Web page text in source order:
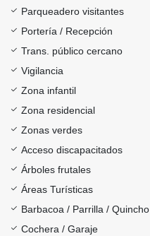
Parqueadero visitantes
Portería / Recepción
Trans. público cercano
Vigilancia
Zona infantil
Zona residencial
Zonas verdes
Acceso discapacitados
Árboles frutales
Áreas Turísticas
Barbacoa / Parrilla / Quincho
Cochera / Garaje